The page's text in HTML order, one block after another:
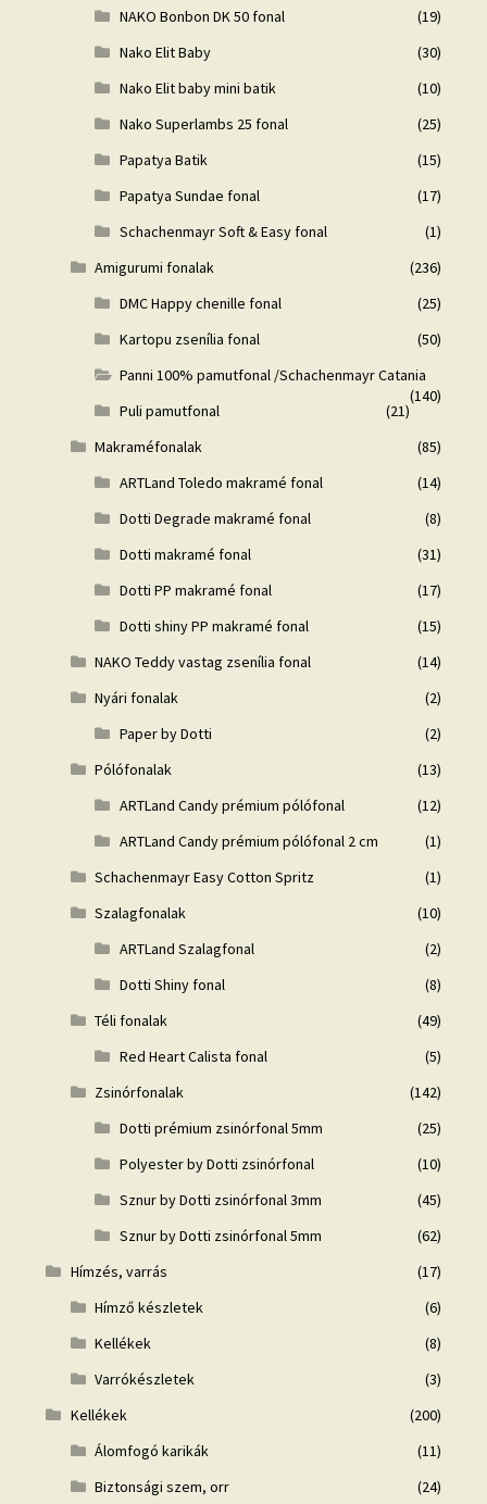
NAKO Bonbon DK 50 fonal
(19)
Nako Elit Baby
(30)
Nako Elit baby mini batik
(10)
Nako Superlambs 25 fonal
(25)
Papatya Batik
(15)
Papatya Sundae fonal
(17)
Schachenmayr Soft & Easy fonal
(1)
Amigurumi fonalak
(236)
DMC Happy chenille fonal
(25)
Kartopu zsenília fonal
(50)
Panni 100% pamutfonal /Schachenmayr Catania
(140)
Puli pamutfonal
(21)
Makraméfonalak
(85)
ARTLand Toledo makramé fonal
(14)
Dotti Degrade makramé fonal
(8)
Dotti makramé fonal
(31)
Dotti PP makramé fonal
(17)
Dotti shiny PP makramé fonal
(15)
NAKO Teddy vastag zsenília fonal
(14)
Nyári fonalak
(2)
Paper by Dotti
(2)
Pólófonalak
(13)
ARTLand Candy prémium pólófonal
(12)
ARTLand Candy prémium pólófonal 2 cm
(1)
Schachenmayr Easy Cotton Spritz
(1)
Szalagfonalak
(10)
ARTLand Szalagfonal
(2)
Dotti Shiny fonal
(8)
Téli fonalak
(49)
Red Heart Calista fonal
(5)
Zsinórfonalak
(142)
Dotti prémium zsinórfonal 5mm
(25)
Polyester by Dotti zsinórfonal
(10)
Sznur by Dotti zsinórfonal 3mm
(45)
Sznur by Dotti zsinórfonal 5mm
(62)
Hímzés, varrás
(17)
Hímző készletek
(6)
Kellékek
(8)
Varrókészletek
(3)
Kellékek
(200)
Álomfogó karikák
(11)
Biztonsági szem, orr
(24)